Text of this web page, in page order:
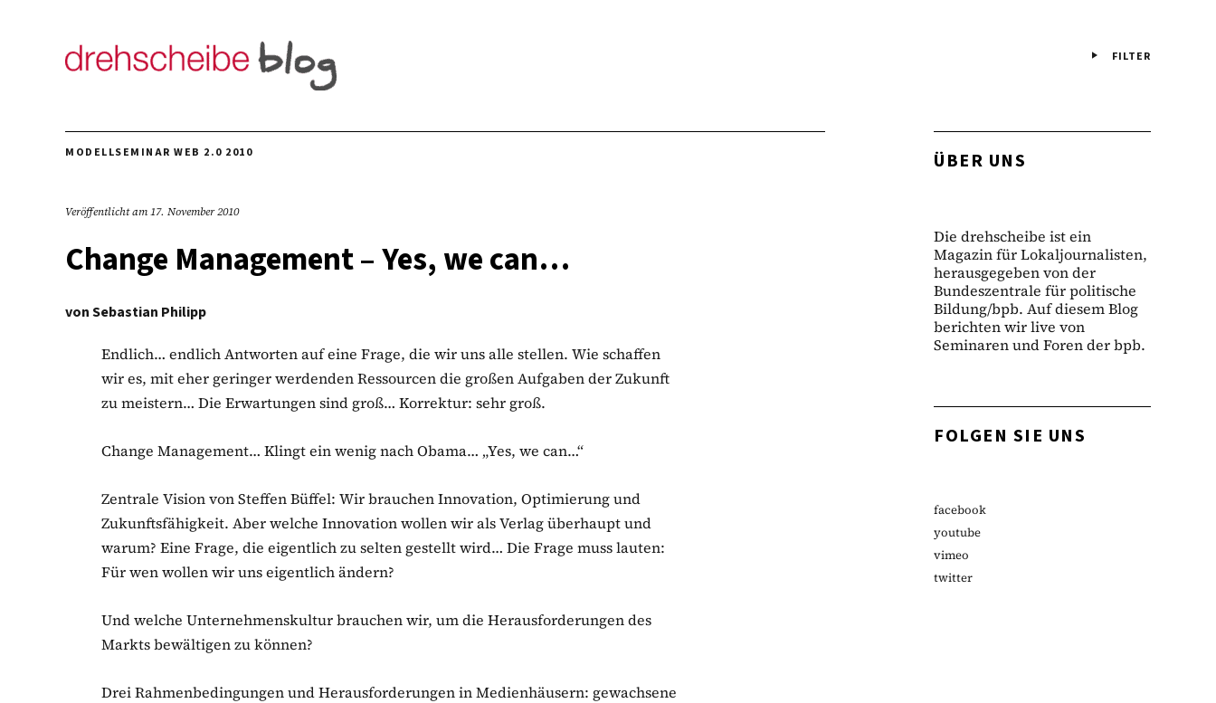
FILTER
MODELLSEMINAR WEB 2.0 2010
Veröffentlicht am17. November 2010
Change Management – Yes, we can…
vonSebastian Philipp
Endlich… endlich Antworten auf eine Frage, die wir uns alle stellen. Wie schaffen
wir es, mit eher geringer werdenden Ressourcen die großen Aufgaben der Zukunft
zu meistern… Die Erwartungen sind groß… Korrektur: sehr groß.
Change Management… Klingt ein wenig nach Obama… „Yes, we can…“
Zentrale Vision von Steffen Büffel: Wir brauchen Innovation, Optimierung und
Zukunftsfähigkeit. Aber welche Innovation wollen wir als Verlag überhaupt und
warum? Eine Frage, die eigentlich zu selten gestellt wird… Die Frage muss lauten:
Für wen wollen wir uns eigentlich ändern?
Und welche Unternehmenskultur brauchen wir, um die Herausforderungen des
Markts bewältigen zu können?
Drei Rahmenbedingungen und Herausforderungen in Medienhäusern: gewachsene
ÜBER UNS
Die drehscheibe ist ein
Magazin für Lokaljournalisten,
herausgegeben von der
Bundeszentrale für politische
Bildung/bpb. Auf diesem Blog
berichten wir live von
Seminaren und Foren der bpb.
FOLGEN SIE UNS
facebook
youtube
vimeo
twitter